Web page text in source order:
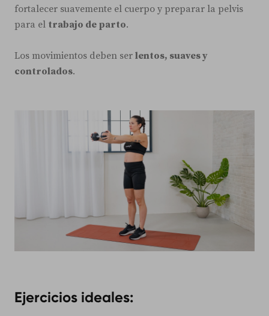
fortalecer suavemente el cuerpo y preparar la pelvis
para el trabajo de parto.
Los movimientos deben ser lentos, suaves y
controlados.
Ejercicios ideales: